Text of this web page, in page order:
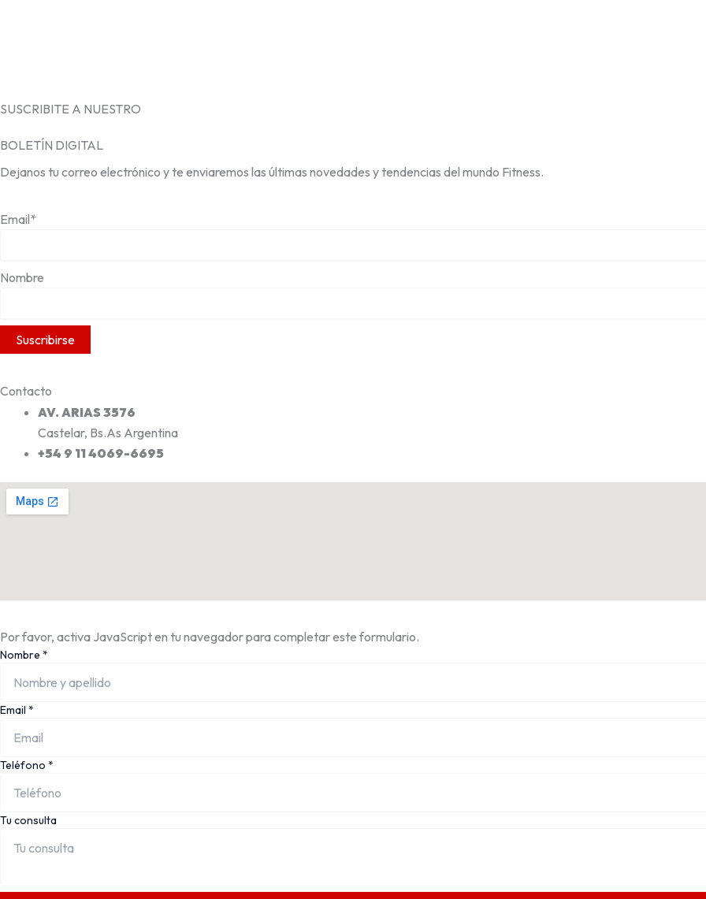
SUSCRIBITE A NUESTRO
BOLETÍN DIGITAL
Dejanos tu correo electrónico y te enviaremos las últimas novedades y tendencias del mundo Fitness.
Email*
Nombre
Contacto
AV. ARIAS 3576
Castelar, Bs.As Argentina
+54 9 11 4069-6695
Por favor, activa JavaScript en tu navegador para completar este formulario.
Nombre *
Email *
Teléfono *
Tu consulta